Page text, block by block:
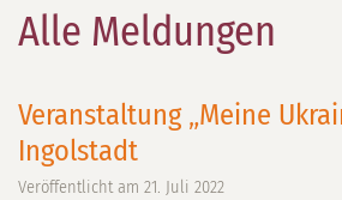
Alle Meldungen
Veranstaltung „Meine
Ingolstadt
Veröffentlicht am 21. Juli 2022